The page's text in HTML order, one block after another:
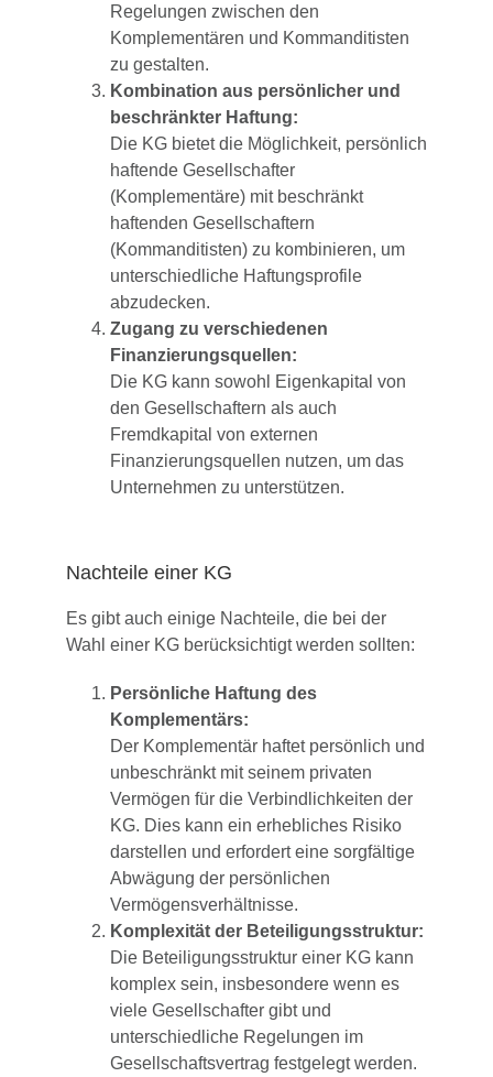
Regelungen zwischen den
Komplementären und Kommanditisten
zu gestalten.
Kombination aus persönlicher und
beschränkter Haftung:
Die KG bietet die Möglichkeit, persönlich
haftende Gesellschafter
(Komplementäre) mit beschränkt
haftenden Gesellschaftern
(Kommanditisten) zu kombinieren, um
unterschiedliche Haftungsprofile
abzudecken.
Zugang zu verschiedenen
Finanzierungsquellen:
Die KG kann sowohl Eigenkapital von
den Gesellschaftern als auch
Fremdkapital von externen
Finanzierungsquellen nutzen, um das
Unternehmen zu unterstützen.
Nachteile einer KG
Es gibt auch einige Nachteile, die bei der
Wahl einer KG berücksichtigt werden sollten:
Persönliche Haftung des
Komplementärs:
Der Komplementär haftet persönlich und
unbeschränkt mit seinem privaten
Vermögen für die Verbindlichkeiten der
KG. Dies kann ein erhebliches Risiko
darstellen und erfordert eine sorgfältige
Abwägung der persönlichen
Vermögensverhältnisse.
Komplexität der Beteiligungsstruktur:
Die Beteiligungsstruktur einer KG kann
komplex sein, insbesondere wenn es
viele Gesellschafter gibt und
unterschiedliche Regelungen im
Gesellschaftsvertrag festgelegt werden.